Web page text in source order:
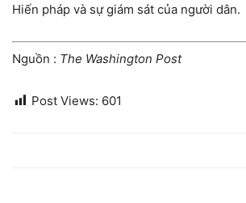
Hiến pháp và sự giám sát của người dân.
Nguồn : The Washington Post
Post Views: 601